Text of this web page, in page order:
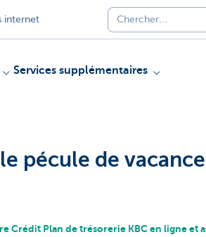
internet
Services supplémentaires
pécule de
Crédit Plan de trésorerie KBC en ligne et